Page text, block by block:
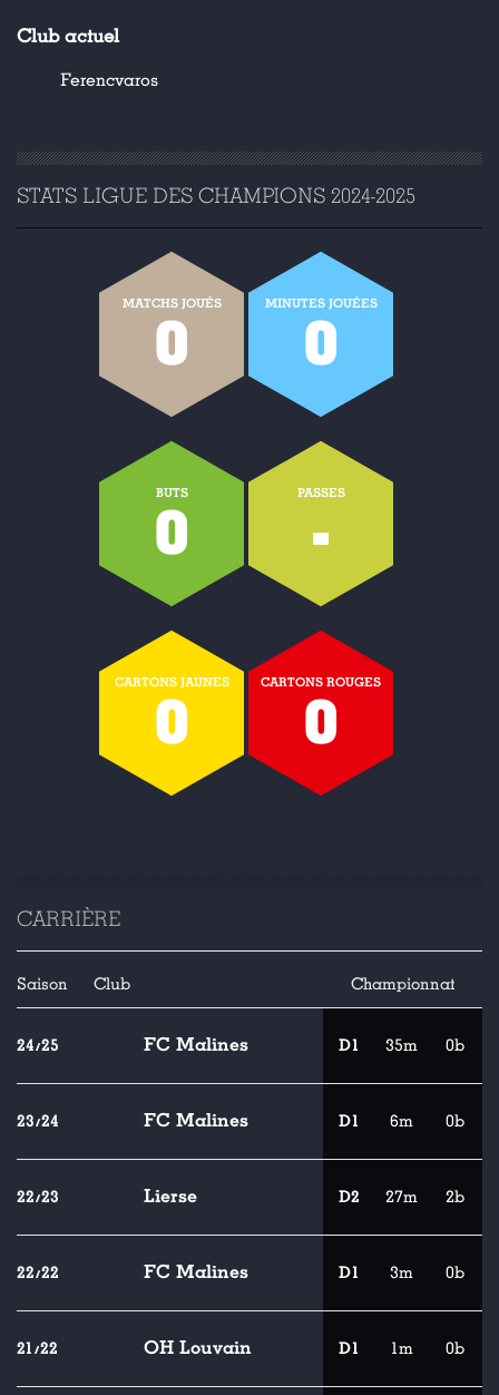
Club actuel
Ferencvaros
STATS LIGUE DES CHAMPIONS 2024-2025
MATCHS JOUÉS
0
MINUTES JOUÉES
0
BUTS
0
PASSES
-
CARTONS JAUNES
0
CARTONS ROUGES
0
CARRIÈRE
Saison Club Championnat
24/25 FC Malines D1 35m 0b
23/24 FC Malines D1 6m 0b
22/23 Lierse D2 27m 2b
22/22 FC Malines D1 3m 0b
21/22 OH Louvain D1 1m 0b